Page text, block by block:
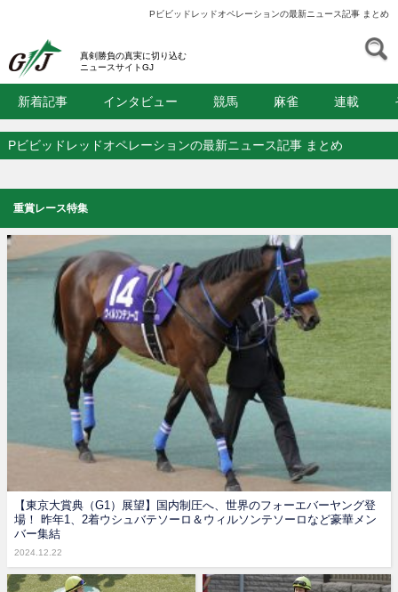
Pビビッドレッドオペレーションの最新ニュース記事 まとめ
真剣勝負の真実に切り込む
ニュースサイトGJ
新着記事 インタビュー 競馬 麻雀 連載
Pビビッドレッドオペレーションの最新ニュース記事 まとめ
重賞レース特集
【東京大賞典（G1）展望】国内制圧へ、世界のフォーエバーヤング登
場！ 昨年1、2着ウシュバテソーロ＆ウィルソンテソーロなど豪華メン
バー集結
2024.12.22